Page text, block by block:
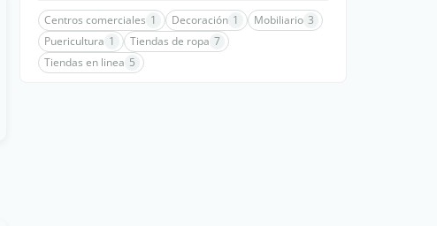
Centros comerciales 1 Decoración 1 Mobiliario 3
Puericultura 1 Tiendas de ropa 7
Tiendas en linea 5